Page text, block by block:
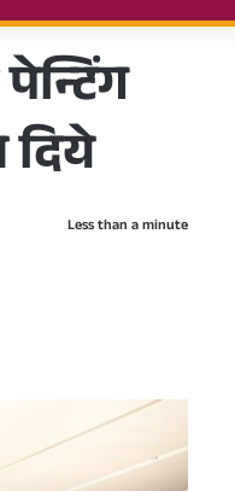
दिये
Less than a minute